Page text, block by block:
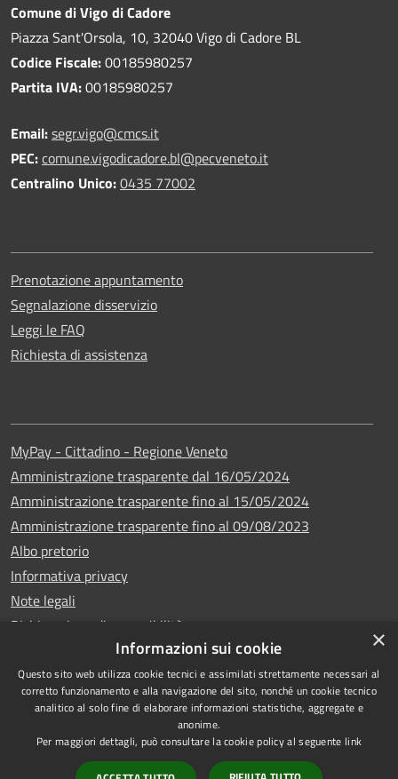
Comune di Vigo di Cadore
Piazza Sant'Orsola, 10, 32040 Vigo di Cadore BL
Codice Fiscale:00185980257
Partita IVA:00185980257
Email:segr.vigo@cmcs.it
PEC:comune.vigodicadore.bl@pecveneto.it
Centralino Unico:0435 77002
Prenotazione appuntamento
Segnalazione disservizio
Leggi le FAQ
Richiesta di assistenza
MyPay - Cittadino - Regione Veneto
Amministrazione trasparente dal 16/05/2024
Amministrazione trasparente fino al 15/05/2024
Amministrazione trasparente fino al 09/08/2023
Albo pretorio
Informativa privacy
Note legali
Dichiarazione di accessibilità
RSS
Accessibilità
Copyright © 2024
•Comune di Vigo di
Cadore• Powered
×
Informazioni sui cookie
Questo sito web utilizza cookie tecnici e assimilati strettamente necessari al
corretto funzionamento e alla navigazione del sito, nonché un cookie tecnico
analitico al solo fine di elaborare informazioni statistiche, aggregate e
anonime.
Per maggiori dettagli, può consultare la cookie policy al seguente link